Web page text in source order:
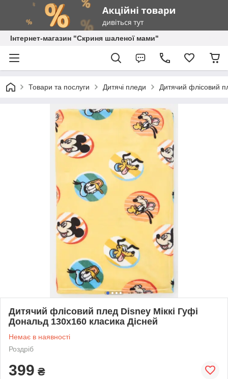
Інтернет-магазин "Скриня шаленої мами"
Товари та послуги Дитячі пледи Дитячий флісовий
Дитячий флісовий плед Disney Міккі Гуфі
Дональд 130х160 класика Дісней
Немає в наявності
Роздріб
399 ₴